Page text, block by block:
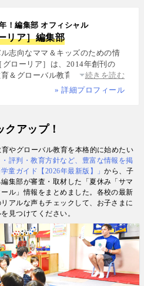
・日本語の4言語を駆使し、世界
話・取材を継続. 親子留学、バイ
ち英語、子どもオンライン英会
基づく信頼性の高い情報を発信
子育てツイッター入門』ほか、日
などでの寄稿・監修実績多数
！編集部 オフィシャル
リア］編集部
志向なママ＆キッズのための情
ローリア］は、2014年創刊の
育＆グローバル教育」に特化した
にはじめて触れるお子様から帰国
教育を実践した英語学習コーチ.
・TOEFL・IELTS指導者、海外
ングママなど多様な専門家が多
kids・AERA・NewsPicks等の
修実績も豊富な“世界と子どもの
ブ”です。
続きを読む
» 詳細プロフィール
アップ！
やグローバル教育を本格的に始めたい
評判・教育方針など、豊富な情報を掲
童ガイド【2026年最新版】」から、子
集部が審査・取材した「夏休み「サマ
ル」情報をまとめました。各校の最新
アルな声もチェックして、お子さまに
見つけてください。